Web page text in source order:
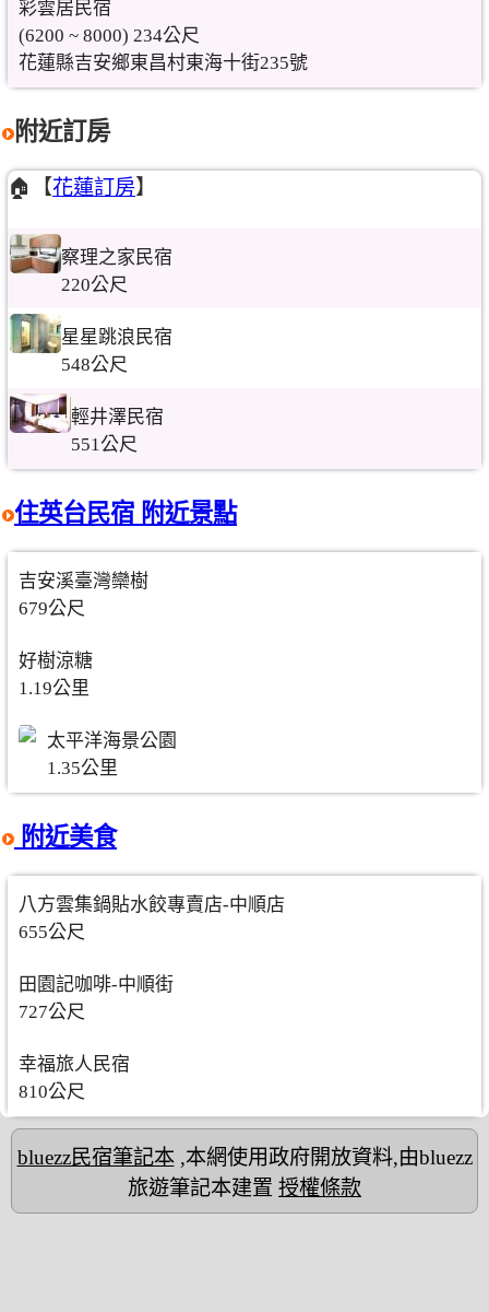
彩雲居民宿
(6200 ~ 8000) 234公尺
花蓮縣吉安鄉東昌村東海十街235號
附近訂房
🏠【花蓮訂房】
察理之家民宿
220公尺
星星跳浪民宿
548公尺
輕井澤民宿
551公尺
住英台民宿 附近景點
吉安溪臺灣欒樹
679公尺
好樹涼糖
1.19公里
太平洋海景公園
1.35公里
附近美食
八方雲集鍋貼水餃專賣店-中順店
655公尺
田園記咖啡-中順街
727公尺
幸福旅人民宿
810公尺
bluezz民宿筆記本,本網使用政府開放資料,由bluezz
旅遊筆記本建置 授權條款